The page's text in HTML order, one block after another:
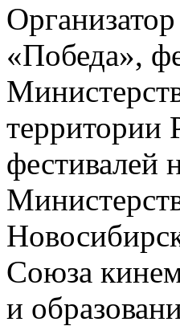
«Победа»,
территории
фестивалей
Союза
и